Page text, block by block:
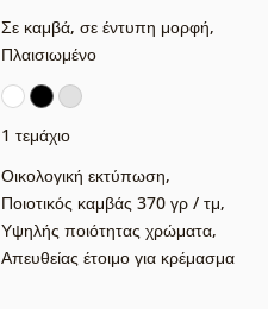
Σε καμβά, σε έντυπη μορφή,
Πλαισιωμένο
1 τεμάχιο
Οικολογική εκτύπωση,
Ποιοτικός καμβάς 370 γρ / τμ,
Υψηλής ποιότητας χρώματα,
Απευθείας έτοιμο για κρέμασμα